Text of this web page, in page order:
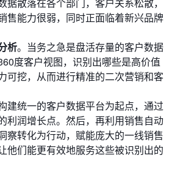
售能力很弱，同时正面临着新兴品牌
析。当务之急是盘活存量的客户数据
度客户视图，识别出哪些是高价值
可挖，从而进行精准的二次营销和客
建统一的客户数据平台为起点，通过
利润增长点。然后，再利用销售自动
察转化为行动，赋能庞大的一线销售
他们能更有效地服务这些被识别出的